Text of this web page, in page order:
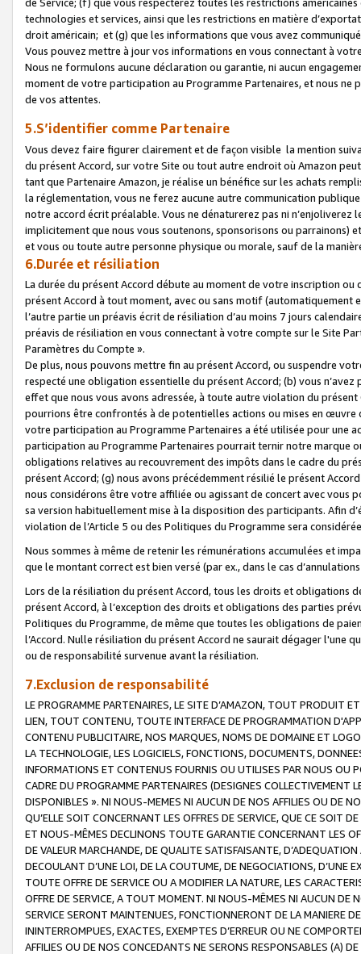
de Service; (f) que vous respecterez toutes les restrictions
technologies et services, ainsi que les restrictions en matière
droit américain; et (g) que les informations que vous avez
Vous pouvez mettre à jour vos informations en vous connectant à
Nous ne formulons aucune déclaration ou garantie, ni aucun
moment de votre participation au Programme Partenaires, et nous
de vos attentes.
5.S’identifier comme Partenaire
Vous devez faire figurer clairement et de façon visible la mention
du présent Accord, sur votre Site ou tout autre endroit où Amazon
tant que Partenaire Amazon, je réalise un bénéfice sur les achats
la réglementation, vous ne ferez aucune autre communication
notre accord écrit préalable. Vous ne dénaturerez pas ni
implicitement que nous vous soutenons, sponsorisons ou parrainons)
et vous ou toute autre personne physique ou morale, sauf de la
6.Durée et résiliation
La durée du présent Accord débute au moment de votre inscription
présent Accord à tout moment, avec ou sans motif (automatiquement
l’autre partie un préavis écrit de résiliation d’au moins 7 jours
préavis de résiliation en vous connectant à votre compte sur le Site
Paramètres du Compte ».
De plus, nous pouvons mettre fin au présent Accord, ou suspendre
respecté une obligation essentielle du présent Accord; (b) vous
effet que nous vous avons adressée, à toute autre violation du
pourrions être confrontés à de potentielles actions ou mises en
votre participation au Programme Partenaires a été utilisée pour une
participation au Programme Partenaires pourrait ternir notre marque
obligations relatives au recouvrement des impôts dans le cadre du
présent Accord; (g) nous avons précédemment résilié le présent
nous considérons être votre affiliée ou agissant de concert avec vous
sa version habituellement mise à la disposition des participants. Afin
violation de l’Article 5 ou des Politiques du Programme sera
Nous sommes à même de retenir les rémunérations accumulées et
que le montant correct est bien versé (par ex., dans le cas
Lors de la résiliation du présent Accord, tous les droits et obligations
présent Accord, à l’exception des droits et obligations des parties
Politiques du Programme, de même que toutes les obligations de
l’Accord. Nulle résiliation du présent Accord ne saurait dégager l'une
ou de responsabilité survenue avant la résiliation.
7.Exclusion de responsabilité
LE PROGRAMME PARTENAIRES, LE SITE D’AMAZON, TOUT PRODUIT
LIEN, TOUT CONTENU, TOUTE INTERFACE DE PROGRAMMATION
CONTENU PUBLICITAIRE, NOS MARQUES, NOMS DE DOMAINE ET
LA TECHNOLOGIE, LES LOGICIELS, FONCTIONS, DOCUMENTS,
INFORMATIONS ET CONTENUS FOURNIS OU UTILISES PAR NOUS OU
CADRE DU PROGRAMME PARTENAIRES (DESIGNES COLLECTIVEMENT
DISPONIBLES ». NI NOUS-MEMES NI AUCUN DE NOS AFFILIES OU DE
QU’ELLE SOIT CONCERNANT LES OFFRES DE SERVICE, QUE CE SOIT
ET NOUS-MÊMES DECLINONS TOUTE GARANTIE CONCERNANT LES
DE VALEUR MARCHANDE, DE QUALITE SATISFAISANTE,
DECOULANT D’UNE LOI, DE LA COUTUME, DE NEGOCIATIONS, D’UNE
TOUTE OFFRE DE SERVICE OU A MODIFIER LA NATURE, LES
OFFRE DE SERVICE, A TOUT MOMENT. NI NOUS-MÊMES NI AUCUN DE
SERVICE SERONT MAINTENUES, FONCTIONNERONT DE LA MANIERE
ININTERROMPUES, EXACTES, EXEMPTES D’ERREUR OU NE
AFFILIES OU DE NOS CONCEDANTS NE SERONS RESPONSABLES (A)